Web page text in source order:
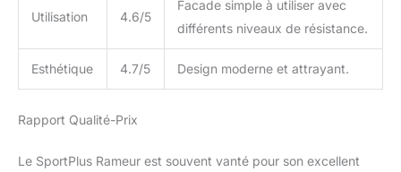
yeux. Connecte une
ceinture pectorale (5
kHz) au rameur afin de
toujours avoir ton pouls
sous les yeux. PEU
d'environ 205x48x73
Utilisation 4.6/5
Facade simple à utiliser avec
différents niveaux de résistance.
Esthétique 4.7/5 Design moderne et attrayant.
Rapport Qualité-Prix
Le SportPlus Rameur est souvent vanté pour son excellent